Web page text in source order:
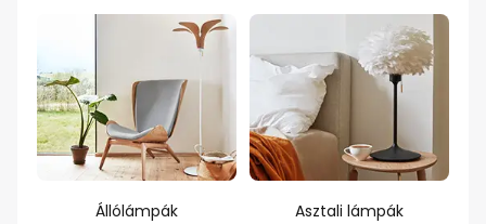
Állólámpák Asztali lámpák